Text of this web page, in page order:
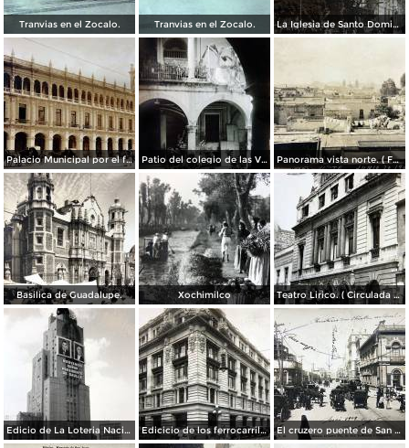
Tranvias en el Zocalo. Tranvias en el Zocalo. La Iglesia de Santo Domingo.
Palacio Municipal por el fotografo Hugo Brehme.. Patio del colegio de las Vizcainas por el fotografo Hugo Brehme. Panorama vista norte. ( Fechada el 20 de Junio de 1905 ).
Basilica de Guadalupe. Xochimilco Teatro Lirico. ( Circulada el 1 de Agosto de 1926 ).
Edicio de La Loteria Nacional Ciudad de México Abril de 1964 Edicicio de los ferrocarriles. El cruzero puente de San Francisco y Guardiola por el fotografo Felix Miret.